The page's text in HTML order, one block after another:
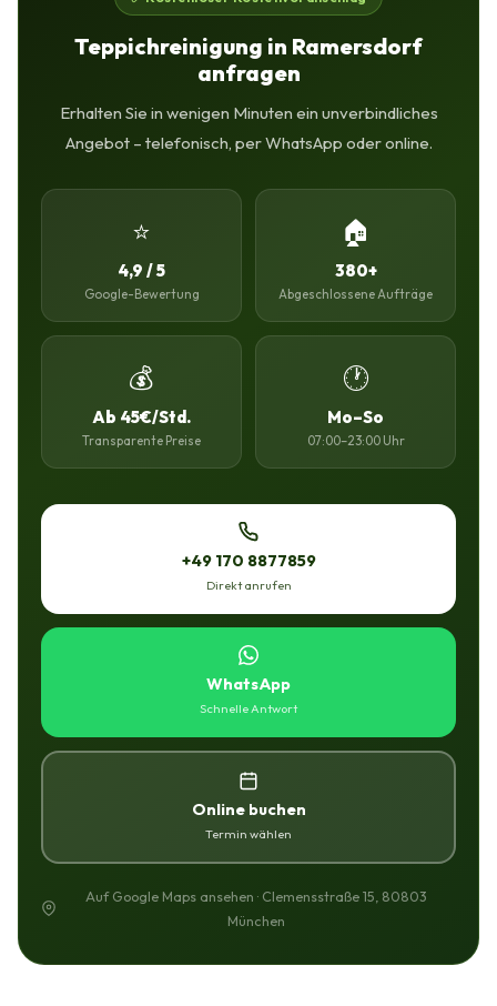
Teppichreinigung in Ramersdorf
anfragen
Erhalten Sie in wenigen Minuten ein unverbindliches
Angebot – telefonisch, per WhatsApp oder online.
⭐
4,9 / 5
Google-Bewertung
🏠
380+
Abgeschlossene Aufträge
💰
Ab 45€/Std.
Transparente Preise
🕐
Mo–So
07:00–23:00 Uhr
+49 170 8877859
Direkt anrufen
WhatsApp
Schnelle Antwort
Online buchen
Termin wählen
Auf Google Maps ansehen · Clemensstraße 15, 80803
München